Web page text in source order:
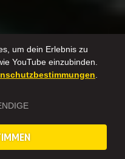
um dein Erlebnis zu
YouTube einzubinden.
.